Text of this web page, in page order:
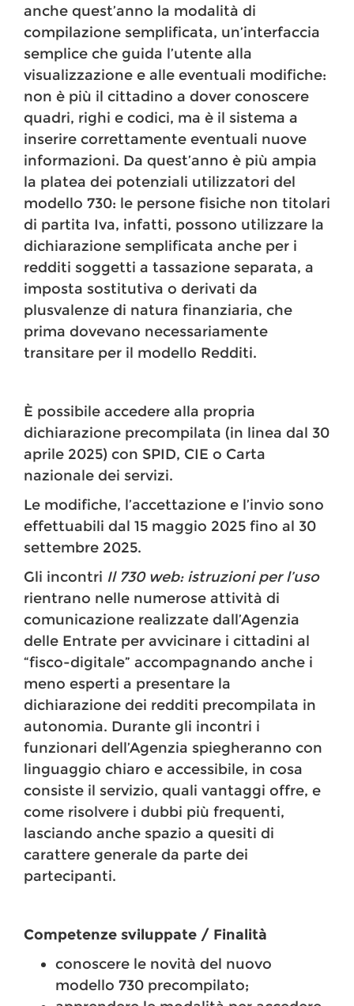
anche quest’anno la modalità di
compilazione semplificata, un’interfaccia
semplice che guida l’utente alla
visualizzazione e alle eventuali modifiche:
non è più il cittadino a dover conoscere
quadri, righi e codici, ma è il sistema a
inserire correttamente eventuali nuove
informazioni. Da quest’anno è più ampia
la platea dei potenziali utilizzatori del
modello 730: le persone fisiche non titolari
di partita Iva, infatti, possono utilizzare la
dichiarazione semplificata anche per i
redditi soggetti a tassazione separata, a
imposta sostitutiva o derivati da
plusvalenze di natura finanziaria, che
prima dovevano necessariamente
transitare per il modello Redditi.
È possibile accedere alla propria
dichiarazione precompilata (in linea dal 30
aprile 2025) con SPID, CIE o Carta
nazionale dei servizi.
Le modifiche, l’accettazione e l’invio sono
effettuabili dal 15 maggio 2025 fino al 30
settembre 2025.
Gli incontri Il 730 web: istruzioni per l’uso
rientrano nelle numerose attività di
comunicazione realizzate dall’Agenzia
delle Entrate per avvicinare i cittadini al
“fisco-digitale” accompagnando anche i
meno esperti a presentare la
dichiarazione dei redditi precompilata in
autonomia. Durante gli incontri i
funzionari dell’Agenzia spiegheranno con
linguaggio chiaro e accessibile, in cosa
consiste il servizio, quali vantaggi offre, e
come risolvere i dubbi più frequenti,
lasciando anche spazio a quesiti di
carattere generale da parte dei
partecipanti.
Competenze sviluppate / Finalità
conoscere le novità del nuovo
modello 730 precompilato;